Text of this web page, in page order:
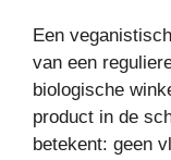
Een
van een
biologische
product in de
betekent: geen